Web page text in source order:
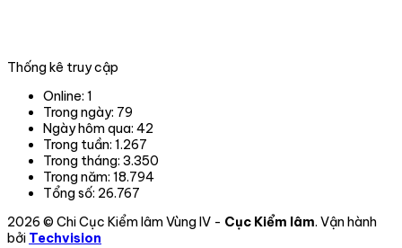
Thống kê truy cập
Online: 1
Trong ngày: 79
Ngày hôm qua: 42
Trong tuần: 1.267
Trong tháng: 3.350
Trong năm: 18.794
Tổng số: 26.767
2026 © Chi Cục Kiểm lâm Vùng IV - Cục Kiểm lâm. Vận hành
bởi Techvision